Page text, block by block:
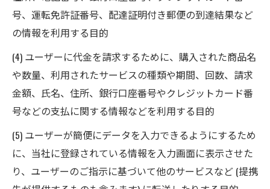
号、運転免許証番号、配達証明付き郵便の到達結果など
の情報を利用する目的
(4) ユーザーに代金を請求するために、購入された商品名
や数量、利用されたサービスの種類や期間、回数、請求
金額、氏名、住所、銀行口座番号やクレジットカード番
号などの支払に関する情報などを利用する目的
(5) ユーザーが簡便にデータを入力できるようにするため
に、当社に登録されている情報を入力画面に表示させた
り、ユーザーのご指示に基づいて他のサービスなど (提携